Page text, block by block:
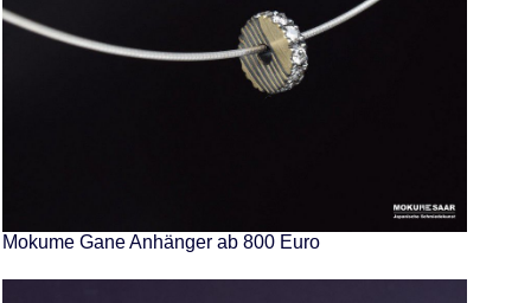
Mokume Gane Anhänger ab 800 Euro